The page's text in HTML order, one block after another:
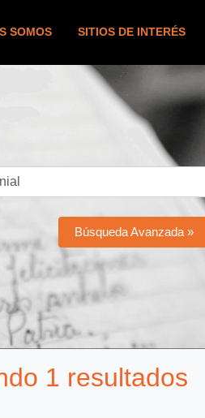
SOMOS SITIOS DE INTERÉS
Búsqueda Avanzada »
1 resultados